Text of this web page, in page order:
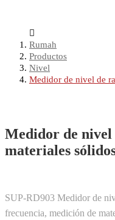
Rumah
Productos
Nivel
Medidor de nivel de
Medidor de
materiales
SUP-RD903 Medidor de
frecuencia, medición de